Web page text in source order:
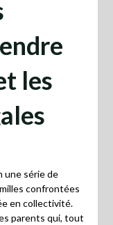
les
une série de
confrontées
en collectivité.
parents qui, tout